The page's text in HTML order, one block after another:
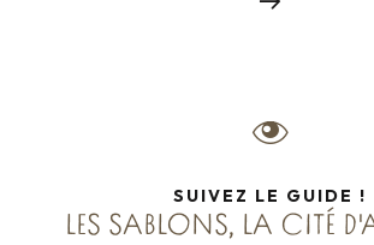
SUIVEZ LE GUIDE !
LES SABLONS, LA CITÉ